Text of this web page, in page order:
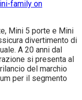
Mini 5 porte e Mini
divertimento di
A 20 anni dal
si presenta al
del marchio
per il segmento